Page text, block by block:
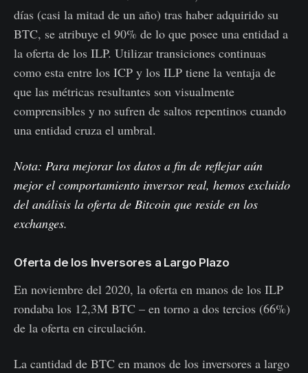
días (casi la mitad de un año) tras haber adquirido su
BTC, se atribuye el 90% de lo que posee una entidad a
la oferta de los ILP. Utilizar transiciones continuas
como esta entre los ICP y los ILP tiene la ventaja de
que las métricas resultantes son visualmente
comprensibles y no sufren de saltos repentinos cuando
una entidad cruza el umbral.
Nota: Para mejorar los datos a fin de reflejar aún
mejor el comportamiento inversor real, hemos excluido
del análisis la oferta de Bitcoin que reside en los
exchanges.
Oferta de los Inversores a Largo Plazo
En noviembre del 2020, la oferta en manos de los ILP
rondaba los 12,3M BTC – en torno a dos tercios (66%)
de la oferta en circulación.
La cantidad de BTC en manos de los inversores a largo